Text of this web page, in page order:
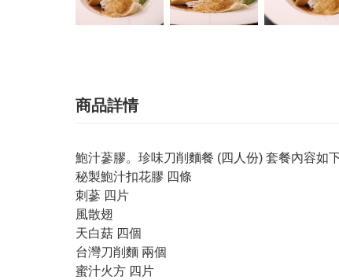
商品詳情
鮑汁蔘膠。珍味刀削麵餐 (四人份) 套餐內容如
秘製鮑汁扣花膠 四條
刺蔘 四片
風散翅
天白菇 四個
台灣刀削麵 兩個
蜜汁火方 四片